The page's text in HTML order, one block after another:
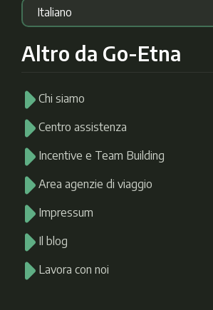
Altro da Go-Etna
Chi siamo
Centro assistenza
Incentive e Team Building
Area agenzie di viaggio
Impressum
Il blog
Lavora con noi